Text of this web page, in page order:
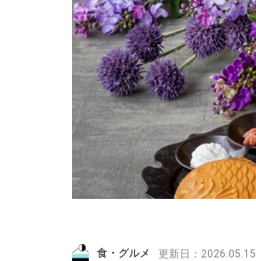
食・グルメ 更新日：2026.05.15